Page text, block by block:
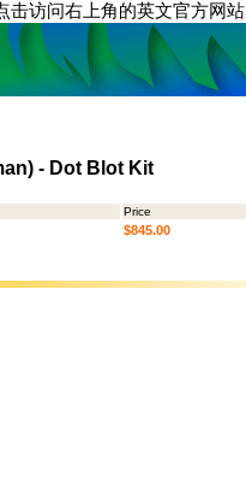
击访问右上角的英文官方网站
- Dot Blot Kit
Price
$845.00